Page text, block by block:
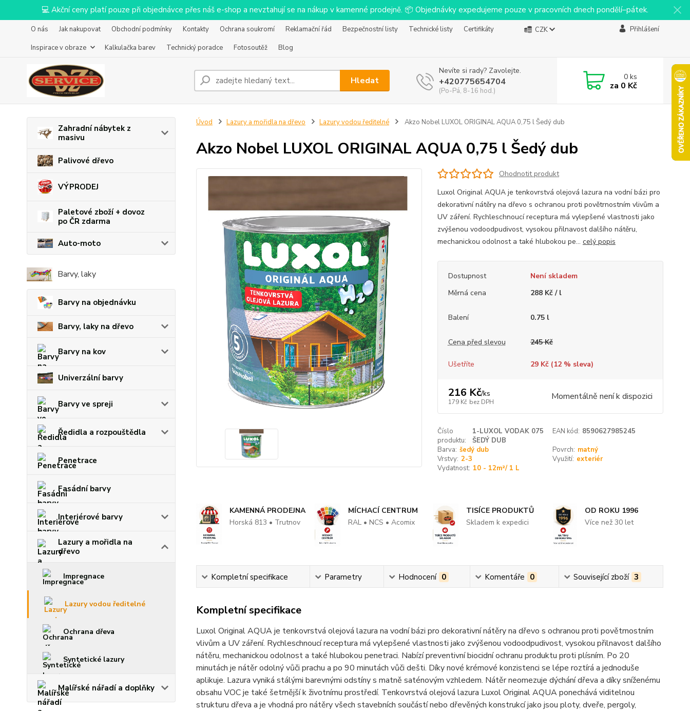
💻 Akční ceny platí pouze při objednávce přes náš e-shop a nevztahují se na nákup v kamenné prodejně. 📦 Objednávky expedujeme pouze v pracovních dnech pondělí–pátek.
O nás Jak nakupovat Obchodní podmínky Kontakty Ochrana soukromí Reklamační řád Bezpečnostní listy Technické listy
Certifikáty
Inspirace v obraze
Kalkulačka barev Technický poradce Fotosoutěž Blog
CZK Přihlášení
Hledat
Nevíte si rady? Zavolejte.
+420775654704
(Po-Pá, 8-16 hod.)
0ks
za 0 Kč
Zahradní nábytek z
masivu
Palivové dřevo
VÝPRODEJ
Paletové zboží + dovoz
po ČR zdarma
Auto-moto
Barvy, laky
Barvy na objednávku
Barvy, laky na dřevo
Barvy na kov
Univerzální barvy
Barvy ve spreji
Ředidla a rozpouštědla
Penetrace
Fasádní barvy
Interiérové barvy
Lazury a mořidla na
dřevo
Impregnace
Lazury vodou ředitelné
Ochrana dřeva
Syntetické lazury
Malířské nářadí a doplňky
Úvod Lazury a mořidla na dřevo Lazury vodou ředitelné Akzo Nobel LUXOL ORIGINAL AQUA 0,75 l Šedý dub
Akzo Nobel LUXOL ORIGINAL AQUA 0,75 l Šedý dub
Ohodnotit produkt
Luxol Original AQUA je tenkovrstvá olejová lazura na vodní bázi pro
dekorativní nátěry na dřevo s ochranou proti povětrnostním vlivům a
UV záření. Rychleschnoucí receptura má vylepšené vlastnosti jako
zvýšenou vodoodpudivost, vysokou přilnavost dalšího nátěru,
mechanickou odolnost a také hlubokou pe... celý popis
Dostupnost
Není skladem
Měrná cena
288 Kč / l
Balení 0.75 l
Cena před slevou 245 Kč
Ušetříte 29 Kč (12% sleva)
216 Kč/ks
179 Kč bez DPH Momentálně není k dispozici
Číslo
produktu:
1-LUXOL VODAK 075
ŠEDÝ DUB
EAN kód: 8590627985245
Barva: šedý dub Povrch: matný
Vrstvy: 2-3 Využití: exteriér
Vydatnost: 10 - 12m²/ 1 L
KAMENNÁ PRODEJNA
Horská 813 • Trutnov
MÍCHACÍ CENTRUM
RAL • NCS • Acomix
TISÍCE PRODUKTŮ
Skladem k expedici
OD ROKU 1996
Více než 30 let
Kompletní specifikace Parametry Hodnocení 0 Komentáře 0 Související zboží 3
Kompletní specifikace
Luxol Original AQUA je tenkovrstvá olejová lazura na vodní bázi pro dekorativní nátěry na dřevo s ochranou proti povětrnostním
vlivům a UV záření. Rychleschnoucí receptura má vylepšené vlastnosti jako zvýšenou vodoodpudivost, vysokou přilnavost dalšího
nátěru, mechanickou odolnost a také hlubokou penetraci. Nabízí preventivní biocidní ochranu produktu proti plísním. Po 20
minutách je nátěr odolný vůči prachu a po 90 minutách vůči dešti. Díky nové krémové konzistenci se lépe roztírá a jednoduše
aplikuje. Lazura vyniká stálými barevnými odstíny s matně saténovým vzhledem. Nátěr neomezuje dýchání dřeva a díky sníženému
obsahu VOC je také šetrnější k životnímu prostředí. Tenkovrstvá olejová lazura Luxol Original AQUA ponechává viditelnou
strukturu dřeva a je vhodná pro nátěry všech stavebních součástí nebo dřevěných konstrukcí jako jsou ploty, dveře, pergoly,